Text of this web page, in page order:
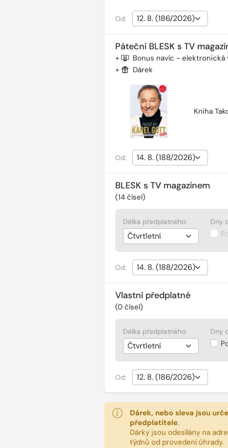
Od:
Páteční BLESK s TV
+ Bonus navíc - elektronická
+ Dárek
Kniha
Od:
BLESK s TV magazínem
(14čísel)
Délka předplatného: Dny
Od:
Vlastní předplatné
(0čísel)
Délka předplatného: Dny
Od:
Dárek, nebo sleva jsou
předplatitele.
Dárky jsou odesílány na
týdnů od provedení úhrady.